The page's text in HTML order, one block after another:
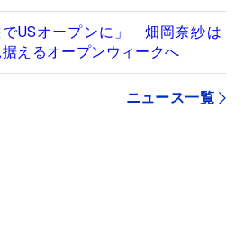
でUSオープンに」 畑岡奈紗は
えるオープンウィークへ
ニュース一覧